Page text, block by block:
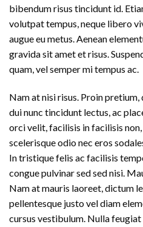
bibendum risus tincidunt id.
volutpat tempus, neque libero
augue eu metus. Aenean
gravida sit amet et risus.
quam, vel semper mi tempus ac.
Nam at nisi risus. Proin
dui nunc tincidunt lectus, ac
orci velit, facilisis in facilisis
scelerisque odio nec eros
In tristique felis ac facilisis
congue pulvinar sed sed nisi.
Nam at mauris laoreet, dictum
pellentesque justo vel diam
cursus vestibulum. Nulla